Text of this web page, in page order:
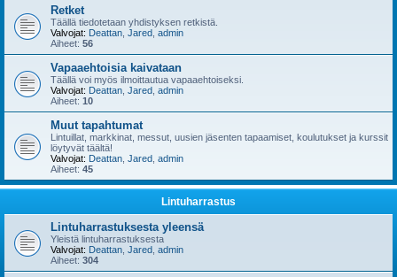
Retket
Täällä tiedotetaan yhdistyksen retkistä.
Valvojat: Deattan Jared admin
Aiheet: 56
Vapaaehtoisia kaivataan
Täällä voi myös ilmoittautua vapaaehtoiseksi.
Valvojat: Deattan Jared admin
Aiheet: 10
Muut tapahtumat
Lintuillat, markkinat, messut, uusien jäsenten tapaamiset, koulutukset ja kurssit
löytyvät täältä!
Valvojat: Deattan Jared admin
Aiheet: 45
Lintuharrastus
Lintuharrastuksesta yleensä
Yleistä lintuharrastuksesta
Valvojat: Deattan Jared admin
Aiheet: 304